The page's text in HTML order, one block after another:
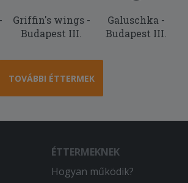
Griffin's wings -
Budapest III.
Galuschka -
Budapest III.
TOVÁBBI ÉTTERMEK
ÉTTERMEKNEK
Hogyan működik?